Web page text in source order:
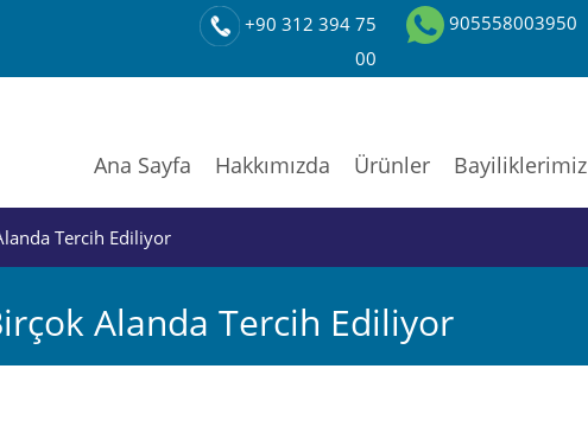
+90 312 394 75
00
905558003950
Ana Sayfa Hakkımızda Ürünler Bayiliklerimiz
Tercih Ediliyor
Alanda Tercih Ediliyor